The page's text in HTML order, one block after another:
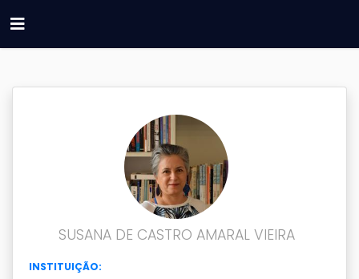
SUSANA DE CASTRO AMARAL VIEIRA
INSTITUIÇÃO: